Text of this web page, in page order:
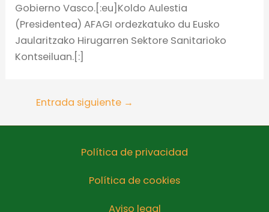
Gobierno Vasco.[:eu]Koldo Aulestia
(Presidentea) AFAGI ordezkatuko du Eusko
Jaularitzako Hirugarren Sektore Sanitarioko
Kontseiluan.[:]
Entrada siguiente →
Política de privacidad
Política de cookies
Aviso legal